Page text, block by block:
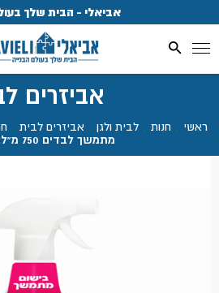
אביאלי - הבית שלך
אביזרים
ראשי חנות לבית ולגן אביזרים לבית
מתמשך לבדים 750 מ"ל- יעקבי